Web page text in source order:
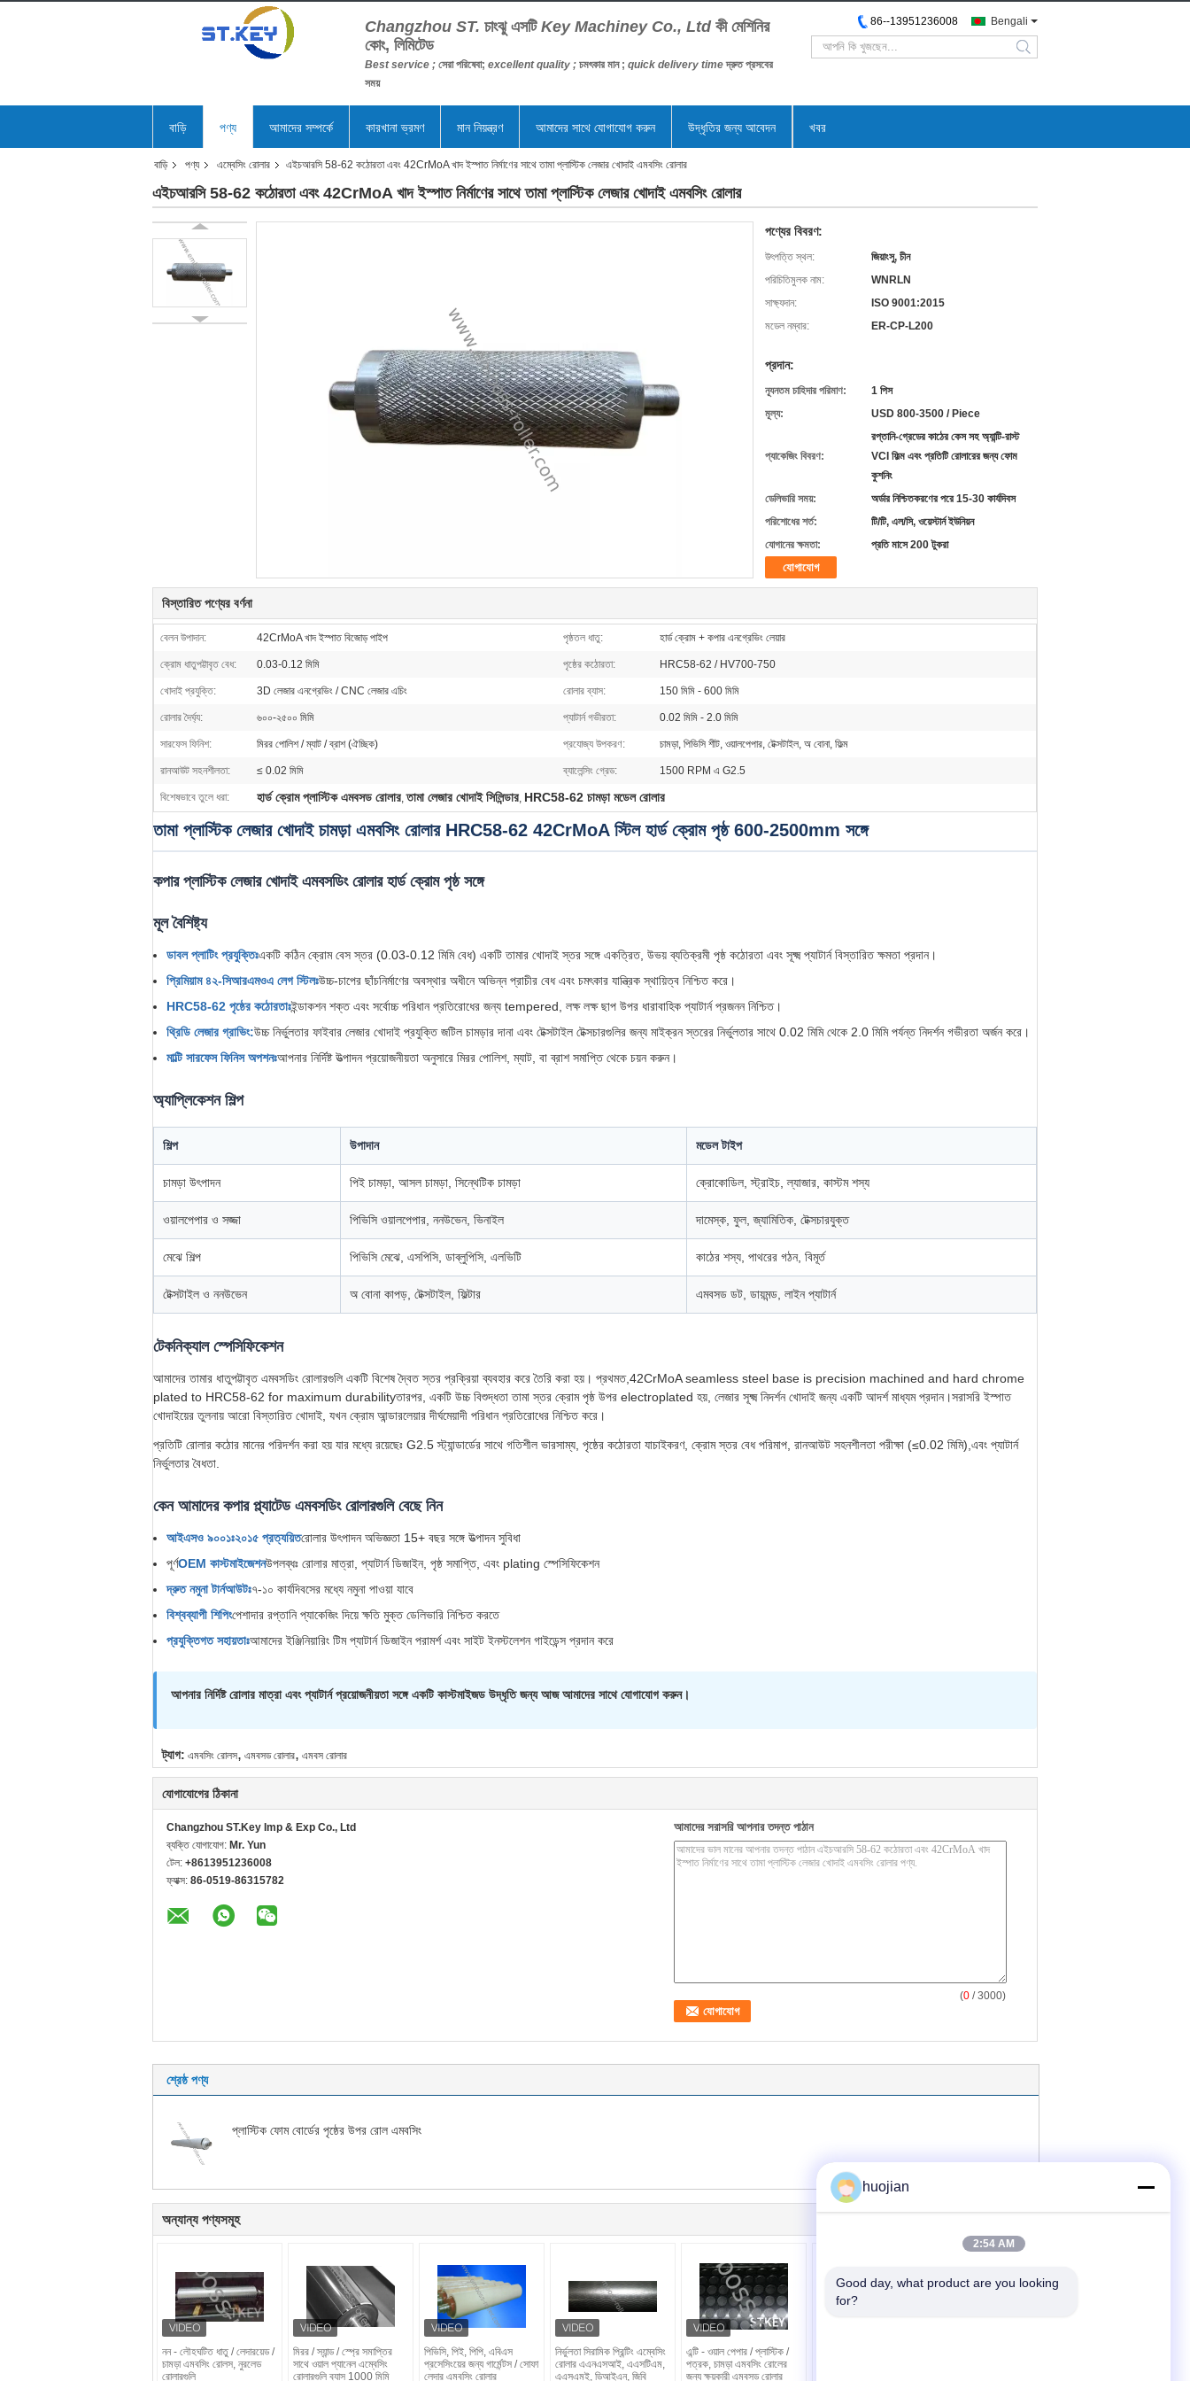
Changzhou ST. চাংঝু এসটি Key Machiney Co., Ltd কী মেশিনির
কোং, লিমিটেড
Best service ; সেরা পরিষেবা; excellent quality ; চমৎকার মান ; quick delivery time দ্রুত প্রসবের
সময়
Bengali
86--13951236008
search
বাড়ি পণ্য আমাদের সম্পর্কে কারখানা ভ্রমণ মান নিয়ন্ত্রণ আমাদের সাথে যোগাযোগ করুন উদ্ধৃতির জন্য আবেদন খবর
বাড়ি পণ্য এম্বেসিং রোলার এইচআরসি 58-62 কঠোরতা এবং 42CrMoA খাদ ইস্পাত নির্মাণের সাথে তামা প্লাস্টিক লেজার খোদাই এমবসিং রোলার
এইচআরসি 58-62 কঠোরতা এবং 42CrMoA খাদ ইস্পাত নির্মাণের সাথে তামা প্লাস্টিক লেজার খোদাই এমবসিং রোলার
পণ্যের বিবরণ:
উৎপত্তি স্থল:
জিয়াংসু, চীন
পরিচিতিমুলক নাম:
WNRLN
সাক্ষ্যদান:
ISO 9001:2015
মডেল নম্বার:
ER-CP-L200
প্রদান:
ন্যূনতম চাহিদার পরিমাণ:
1 পিস
মূল্য:
USD 800-3500 / Piece
প্যাকেজিং বিবরণ:
রপ্তানি-গ্রেডের কাঠের কেস সহ অ্যান্টি-রাস্ট
VCI ফিল্ম এবং প্রতিটি রোলারের জন্য ফোম
কুশনিং
ডেলিভারি সময়:
অর্ডার নিশ্চিতকরণের পরে 15-30 কার্যদিবস
পরিশোধের শর্ত:
টি/টি, এল/সি, ওয়েস্টার্ন ইউনিয়ন
যোগানের ক্ষমতা:
প্রতি মাসে 200 টুকরা
যোগাযোগ
বিস্তারিত পণ্যের বর্ণনা
বেলন উপাদান: 42CrMoA খাদ ইস্পাত বিজোড় পাইপ পৃষ্ঠতল ধাতু: হার্ড ক্রোম + কপার এনগ্রেভিং লেয়ার
ক্রোম ধাতুপট্টাবৃত বেধ: 0.03-0.12 মিমি পৃষ্ঠের কঠোরতা: HRC58-62 / HV700-750
খোদাই প্রযুক্তি: 3D লেজার এনগ্রেভিং / CNC লেজার এচিং রোলার ব্যাস: 150 মিমি - 600 মিমি
রোলার দৈর্ঘ্য: ৬০০-২৫০০ মিমি প্যাটার্ন গভীরতা: 0.02 মিমি - 2.0 মিমি
সারফেস ফিনিশ: মিরর পোলিশ / ম্যাট / ব্রাশ (ঐচ্ছিক) প্রযোজ্য উপকরণ: চামড়া, পিভিসি শীট, ওয়ালপেপার, টেক্সটাইল, অ বোনা, ফিল্ম
রানআউট সহনশীলতা: ≤ 0.02 মিমি ব্যালেন্সিং গ্রেড: 1500 RPM এ G2.5
বিশেষভাবে তুলে ধরা: হার্ড ক্রোম প্লাস্টিক এমবসড রোলার,তামা লেজার খোদাই সিলিন্ডার, HRC58-62 চামড়া মডেল রোলার
তামা প্লাস্টিক লেজার খোদাই চামড়া এমবসিং রোলার HRC58-62 42CrMoA স্টিল হার্ড ক্রোম পৃষ্ঠ 600-2500mm সঙ্গে
কপার প্লাস্টিক লেজার খোদাই এমবসডিং রোলার হার্ড ক্রোম পৃষ্ঠ সঙ্গে
মূল বৈশিষ্ট্য
ডাবল প্লাটিং প্রযুক্তিঃএকটি কঠিন ক্রোম বেস স্তর (0.03-0.12 মিমি বেধ) একটি তামার খোদাই স্তর সঙ্গে একত্রিত, উভয় ব্যতিক্রমী পৃষ্ঠ কঠোরতা এবং সূক্ষ্ম প্যাটার্ন বিস্তারিত ক্ষমতা প্রদান।
প্রিমিয়াম ৪২-সিআরএমওএ লেগ স্টিলঃউচ্চ-চাপের ছাঁচনির্মাণের অবস্থার অধীনে অভিন্ন প্রাচীর বেধ এবং চমৎকার যান্ত্রিক স্থায়িত্ব নিশ্চিত করে।
HRC58-62 পৃষ্ঠের কঠোরতাঃইন্ডাকশন শক্ত এবং সর্বোচ্চ পরিধান প্রতিরোধের জন্য tempered, লক্ষ লক্ষ ছাপ উপর ধারাবাহিক প্যাটার্ন প্রজনন নিশ্চিত।
থ্রিডি লেজার গ্রাভিং:উচ্চ নির্ভুলতার ফাইবার লেজার খোদাই প্রযুক্তি জটিল চামড়ার দানা এবং টেক্সটাইল টেক্সচারগুলির জন্য মাইক্রন স্তরের নির্ভুলতার সাথে 0.02 মিমি থেকে 2.0 মিমি পর্যন্ত নিদর্শন গভীরতা অর্জন করে।
মাল্টি সারফেস ফিনিস অপশনঃআপনার নির্দিষ্ট উত্পাদন প্রয়োজনীয়তা অনুসারে মিরর পোলিশ, ম্যাট, বা ব্রাশ সমাপ্তি থেকে চয়ন করুন।
অ্যাপ্লিকেশন শিল্প
শিল্প উপাদান মডেল টাইপ
চামড়া উৎপাদন পিই চামড়া, আসল চামড়া, সিন্থেটিক চামড়া ক্রোকোডিল, স্ট্রাইচ, ল্যাজার, কাস্টম শস্য
ওয়ালপেপার ও সজ্জা পিভিসি ওয়ালপেপার, ননউভেন, ভিনাইল দামেস্ক, ফুল, জ্যামিতিক, টেক্সচারযুক্ত
মেঝে শিল্প পিভিসি মেঝে, এসপিসি, ডাব্লুপিসি, এলভিটি কাঠের শস্য, পাথরের গঠন, বিমূর্ত
টেক্সটাইল ও ননউভেন অ বোনা কাপড়, টেক্সটাইল, ফিল্টার এমবসড ডট, ডায়মন্ড, লাইন প্যাটার্ন
টেকনিক্যাল স্পেসিফিকেশন
আমাদের তামার ধাতুপট্টাবৃত এমবসডিং রোলারগুলি একটি বিশেষ দ্বৈত স্তর প্রক্রিয়া ব্যবহার করে তৈরি করা হয়। প্রথমত,42CrMoA seamless steel base is precision machined and hard chrome
plated to HRC58-62 for maximum durabilityতারপর, একটি উচ্চ বিশুদ্ধতা তামা স্তর ক্রোম পৃষ্ঠ উপর electroplated হয়, লেজার সূক্ষ্ম নিদর্শন খোদাই জন্য একটি আদর্শ মাধ্যম প্রদান।সরাসরি ইস্পাত
খোদাইয়ের তুলনায় আরো বিস্তারিত খোদাই, যখন ক্রোম আন্ডারলেয়ার দীর্ঘমেয়াদী পরিধান প্রতিরোধের নিশ্চিত করে।
প্রতিটি রোলার কঠোর মানের পরিদর্শন করা হয় যার মধ্যে রয়েছেঃ G2.5 স্ট্যান্ডার্ডের সাথে গতিশীল ভারসাম্য, পৃষ্ঠের কঠোরতা যাচাইকরণ, ক্রোম স্তর বেধ পরিমাপ, রানআউট সহনশীলতা পরীক্ষা (≤0.02 মিমি),এবং প্যাটার্ন
নির্ভুলতার বৈধতা.
কেন আমাদের কপার প্ল্যাটেড এমবসডিং রোলারগুলি বেছে নিন
আইএসও ৯০০১ঃ২০১৫ প্রত্যয়িতরোলার উৎপাদন অভিজ্ঞতা 15+ বছর সঙ্গে উত্পাদন সুবিধা
পূর্ণOEM কাস্টমাইজেশনউপলব্ধঃ রোলার মাত্রা, প্যাটার্ন ডিজাইন, পৃষ্ঠ সমাপ্তি, এবং plating স্পেসিফিকেশন
দ্রুত নমুনা টার্নআউটঃ৭-১০ কার্যদিবসের মধ্যে নমুনা পাওয়া যাবে
বিশ্বব্যাপী শিপিংপেশাদার রপ্তানি প্যাকেজিং দিয়ে ক্ষতি মুক্ত ডেলিভারি নিশ্চিত করতে
প্রযুক্তিগত সহায়তাঃআমাদের ইঞ্জিনিয়ারিং টিম প্যাটার্ন ডিজাইন পরামর্শ এবং সাইট ইনস্টলেশন গাইডেন্স প্রদান করে
আপনার নির্দিষ্ট রোলার মাত্রা এবং প্যাটার্ন প্রয়োজনীয়তা সঙ্গে একটি কাস্টমাইজড উদ্ধৃতি জন্য আজ আমাদের সাথে যোগাযোগ করুন।
ট্যাগ: এমবসিং রোলস, এমবসড রোলার, এমবস রোলার
যোগাযোগের ঠিকানা
Changzhou ST.Key Imp & Exp Co., Ltd
ব্যক্তি যোগাযোগ: Mr. Yun
টেল: +8613951236008
ফ্যাক্স: 86-0519-86315782
আমাদের সরাসরি আপনার তদন্ত পাঠান
(0 / 3000)
শ্রেষ্ঠ পণ্য
প্লাস্টিক ফোম বোর্ডের পৃষ্ঠের উপর রোল এমবসিং
অন্যান্য পণ্যসমূহ
নন - লৌহঘটিত ধাতু / লেদারয়েড /
চামড়া এমবসিং রোলস, নুরলেড
রোলারগুলি
মিরর / স্যান্ড / স্প্রে সমাপ্তির
সাথে ওয়াল প্যানেল এম্বেসিং
রোলারগুলি ব্যাস 1000 মিমি
পিভিসি, পিই, পিপি, এবিএস
প্রসেসিংয়ের জন্য গার্মেন্টস / সোফা
লেদার এমবসিং রোলার
নির্ভুলতা সিরামিক প্রিন্টিং এম্বেসিং
রোলার এএনএসআই, এএসটিএম,
এএসএমই, ডিআইএন, জিবি
এন্টি - ওয়াল পেপার / প্লাস্টিক /
পত্রক, চামড়া এমবসিং রোলের
জন্য ক্ষয়কারী এমবসড রোলার
huojian
2:54 AM
Good day, what product are you looking
for?